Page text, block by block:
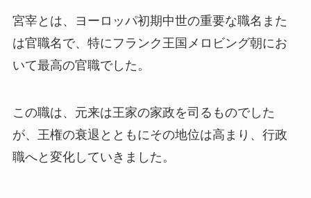
宮宰とは、ヨーロッパ初期中世の重要な職名また
は官職名で、特にフランク王国メロビング朝にお
いて最高の官職でした。
この職は、元来は王家の家政を司るものでした
が、王権の衰退とともにその地位は高まり、行政
職へと変化していきました。